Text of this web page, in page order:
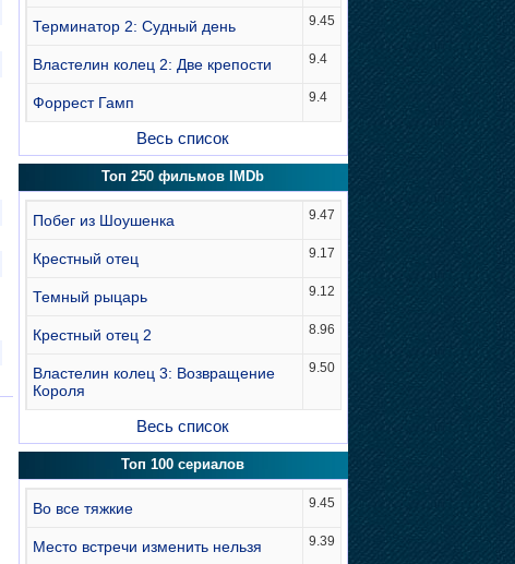
Терминатор 2: Судный день 9.45
Властелин колец 2: Две крепости 9.4
Форрест Гамп 9.4
Весь список
Топ 250 фильмов IMDb
Побег из Шоушенка 9.47
Крестный отец 9.17
Темный рыцарь 9.12
Крестный отец 2 8.96
Властелин колец 3: Возвращение
Короля
9.50
Весь список
Топ 100 сериалов
Во все тяжкие 9.45
Место встречи изменить нельзя 9.39